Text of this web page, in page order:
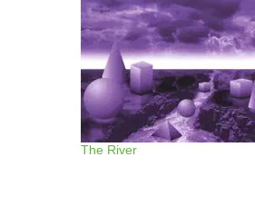
The River